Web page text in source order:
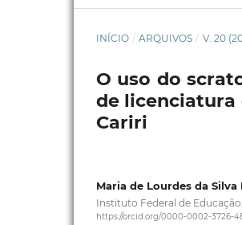
INÍCIO / ARQUIVOS / V. 20
O uso do
de licenciatura
Cariri
Maria de Lourdes da Silva
Instituto Federal de
https://orcid.org/0000-0002-3726-